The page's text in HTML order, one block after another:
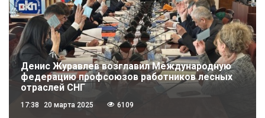
Денис Журавлев возглавил Международную
федерацию профсоюзов работников лесных
отраслей СНГ
17:38 20 марта 2025 6109